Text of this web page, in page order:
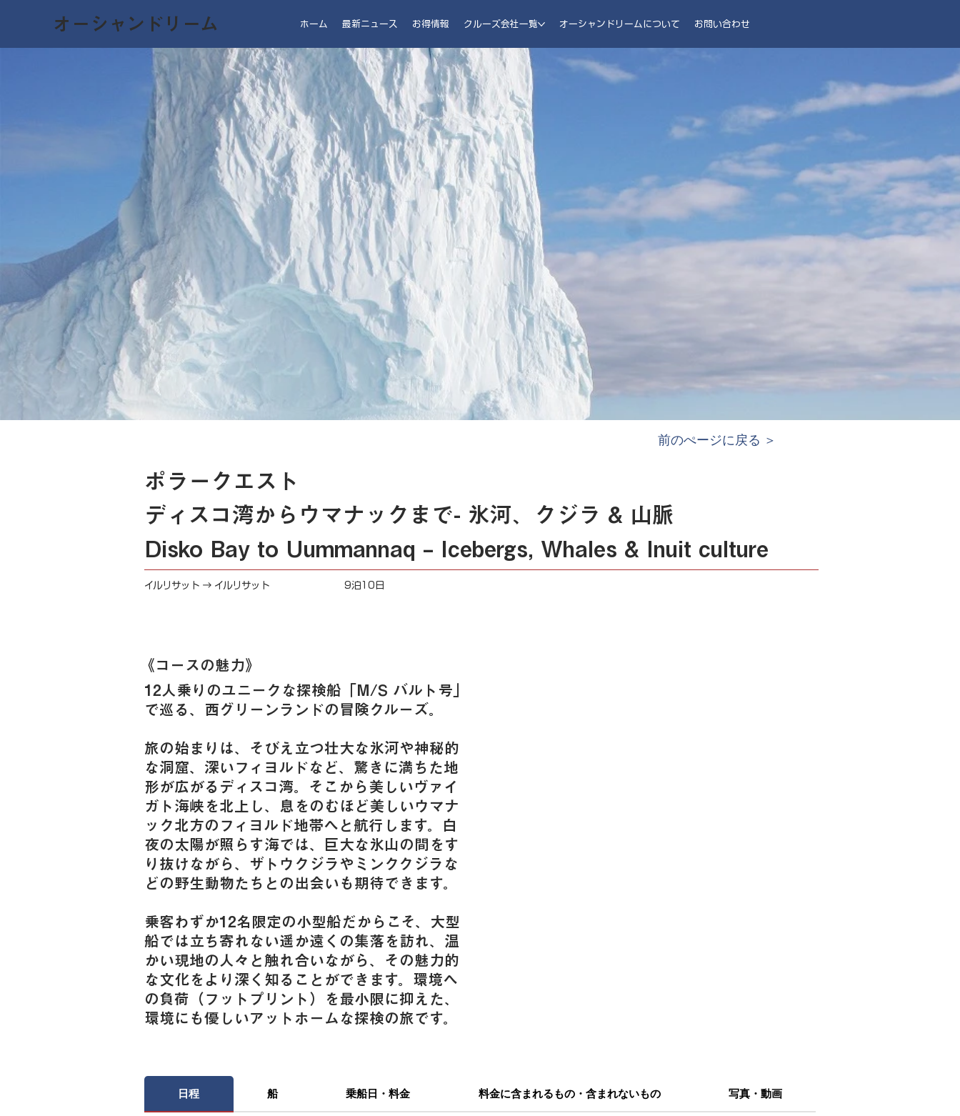
オーシャンドリーム ホーム 最新ニュース お得情報 クルーズ会社一覧 オーシャンドリームについて お問い合わせ
《​コースの魅力》
12人乗りのユニークな探検船「M/S バルト号」
で巡る、西グリーンランドの冒険クルーズ。
旅の始まりは、そびえ立つ壮大な氷河や神秘的
な洞窟、深いフィヨルドなど、驚きに満ちた地
形が広がるディスコ湾。そこから美しいヴァイ
ガト海峡を北上し、息をのむほど美しいウマナ
ック北方のフィヨルド地帯へと航行します。白
夜の太陽が照らす海では、巨大な氷山の間をす
り抜けながら、ザトウクジラやミンククジラな
どの野生動物たちとの出会いも期待できます。
乗客わずか12名限定の小型船だからこそ、大型
船では立ち寄れない遥か遠くの集落を訪れ、温
かい現地の人々と触れ合いながら、その魅力的
な文化をより深く知ることができます。環境へ
の負荷（フットプリント）を最小限に抑えた、
環境にも優しいアットホームな探検の旅です。
日程 船 乗船日・料金 料金に含まれるもの・含まれないもの 写真・動画
ポラークエスト
Disko Bay to Uummannaq – Icebergs, Whales & Inuit culture
ディスコ湾からウマナックまで- 氷河、クジラ & 山脈
イルリサット → イルリサット 9泊10日
前のぺージに戻る ＞